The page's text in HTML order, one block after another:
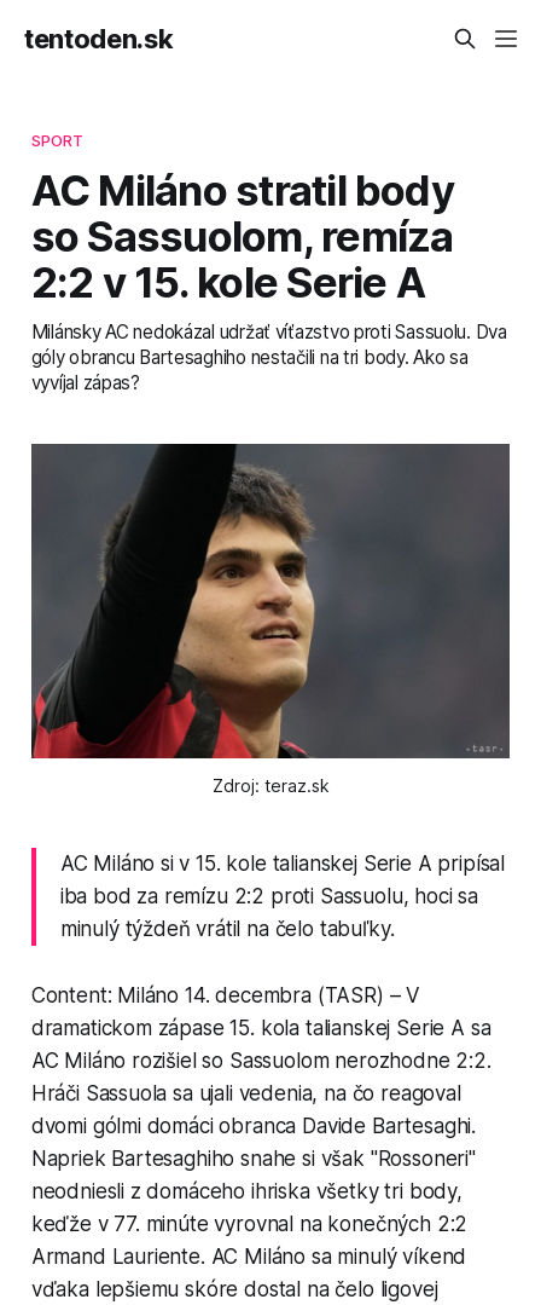
tentoden.sk
SPORT
AC Miláno stratil body
so Sassuolom, remíza
2:2 v 15. kole Serie A
Milánsky AC nedokázal udržať víťazstvo proti Sassuolu. Dva
góly obrancu Bartesaghiho nestačili na tri body. Ako sa
vyvíjal zápas?
Zdroj: teraz.sk
AC Miláno si v 15. kole talianskej Serie A pripísal
iba bod za remízu 2:2 proti Sassuolu, hoci sa
minulý týždeň vrátil na čelo tabuľky.
Content: Miláno 14. decembra (TASR) – V
dramatickom zápase 15. kola talianskej Serie A sa
AC Miláno rozišiel so Sassuolom nerozhodne 2:2.
Hráči Sassuola sa ujali vedenia, na čo reagoval
dvomi gólmi domáci obranca Davide Bartesaghi.
Napriek Bartesaghiho snahe si však "Rossoneri"
neodniesli z domáceho ihriska všetky tri body,
keďže v 77. minúte vyrovnal na konečných 2:2
Armand Lauriente. AC Miláno sa minulý víkend
vďaka lepšiemu skóre dostal na čelo ligovej